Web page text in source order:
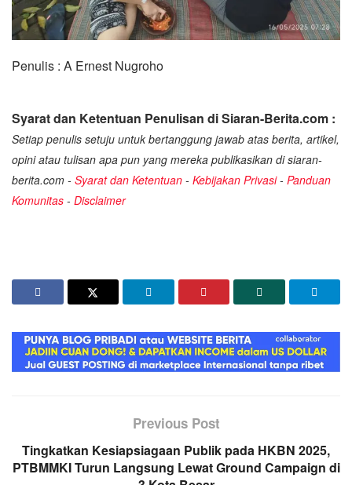
Penulis : A Ernest Nugroho
Syarat dan Ketentuan Penulisan di Siaran-Berita.com :
Setiap penulis setuju untuk bertanggung jawab atas berita, artikel,
opini atau tulisan apa pun yang mereka publikasikan di siaran-
berita.com - Syarat dan Ketentuan - Kebijakan Privasi- Panduan
Komunitas - Disclaimer
Previous Post
Tingkatkan Kesiapsiagaan Publik pada HKBN 2025,
PTBMMKI Turun Langsung Lewat Ground Campaign di